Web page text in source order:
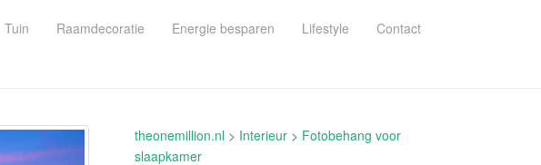
Tuin Raamdecoratie Energie besparen Lifestyle Contact
theonemillion.nl > Interieur > Fotobehang voor
slaapkamer